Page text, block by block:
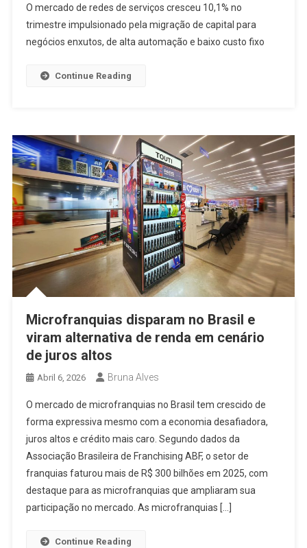
O mercado de redes de serviços cresceu 10,1% no
trimestre impulsionado pela migração de capital para
negócios enxutos, de alta automação e baixo custo fixo
Continue Reading
Microfranquias disparam no Brasil e
viram alternativa de renda em cenário
de juros altos
Abril 6, 2026 Bruna Alves
O mercado de microfranquias no Brasil tem crescido de
forma expressiva mesmo com a economia desafiadora,
juros altos e crédito mais caro. Segundo dados da
Associação Brasileira de Franchising ABF, o setor de
franquias faturou mais de R$ 300 bilhões em 2025, com
destaque para as microfranquias que ampliaram sua
participação no mercado. As microfranquias […]
Continue Reading